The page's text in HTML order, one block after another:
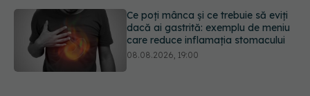
Secretul ciocolatei perfecte a fost
descoperit. Nu se află în rețetă